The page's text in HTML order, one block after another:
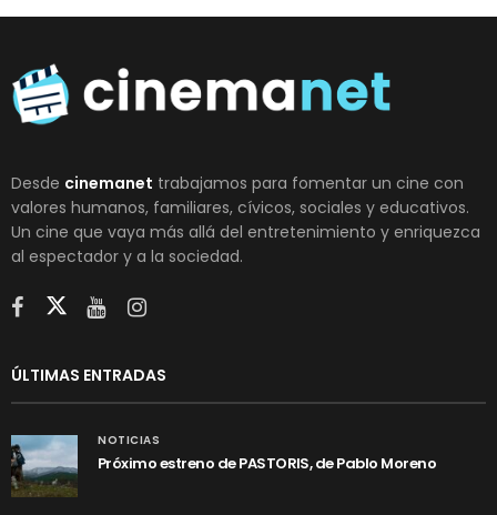
Desde cinemanet trabajamos para fomentar un cine con
valores humanos, familiares, cívicos, sociales y educativos.
Un cine que vaya más allá del entretenimiento y enriquezca
al espectador y a la sociedad.
ÚLTIMAS ENTRADAS
NOTICIAS
Próximo estreno de PASTORIS, de Pablo Moreno